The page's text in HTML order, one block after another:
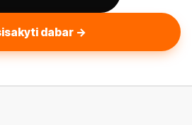
dabar →